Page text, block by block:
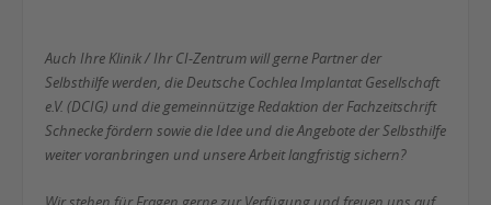
Auch Ihre Klinik / Ihr CI-Zentrum will gerne Partner der
Selbsthilfe werden, die Deutsche Cochlea Implantat Gesellschaft
e.V. (DCIG) und die gemeinnützige Redaktion der Fachzeitschrift
Schnecke fördern sowie die Idee und die Angebote der Selbsthilfe
weiter voranbringen und unsere Arbeit langfristig sichern?